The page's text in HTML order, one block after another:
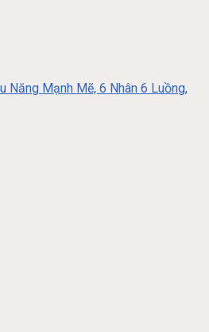
Năng Mạnh Mẽ, 6 Nhân 6 Luồng,